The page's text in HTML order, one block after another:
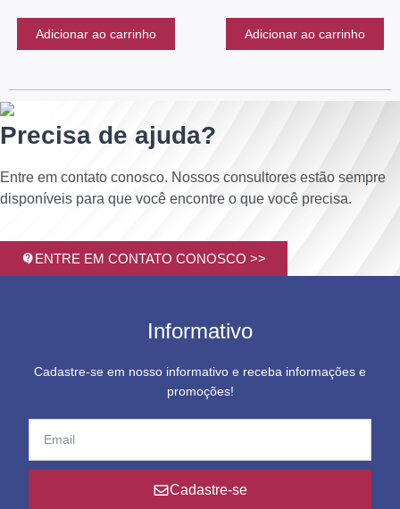
Adicionar ao carrinho Adicionar ao carrinho
Precisa de ajuda?
Entre em contato conosco. Nossos consultores estão sempre
disponíveis para que você encontre o que você precisa.
ENTRE EM CONTATO CONOSCO >>
Informativo
Cadastre-se em nosso informativo e receba informações e
promoções!
Cadastre-se